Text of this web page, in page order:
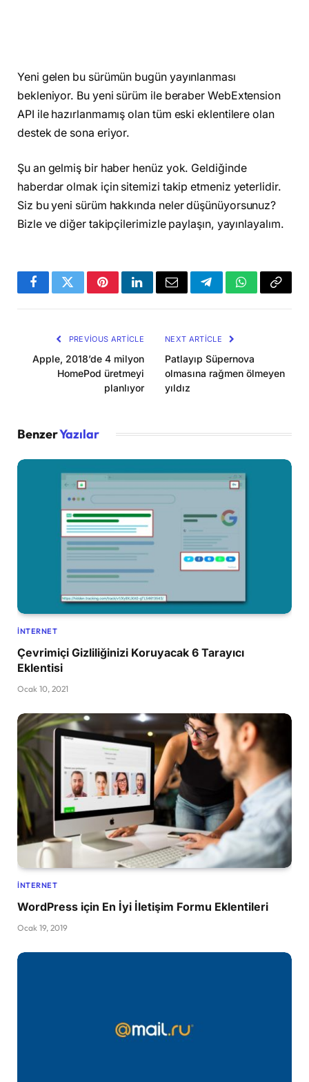
Yeni gelen bu sürümün bugün yayınlanması
bekleniyor. Bu yeni sürüm ile beraber WebExtension
API ile hazırlanmamış olan tüm eski eklentilere olan
destek de sona eriyor.
Şu an gelmiş bir haber henüz yok. Geldiğinde
haberdar olmak için sitemizi takip etmeniz yeterlidir.
Siz bu yeni sürüm hakkında neler düşünüyorsunuz?
Bizle ve diğer takipçilerimizle paylaşın, yayınlayalım.
FacebookTwitterPinterestLinkedInEmail TelegramWhatsApp
Copy
PREVIOUS ARTICLE
Apple, 2018’de 4 milyon
HomePod üretmeyi
planlıyor
NEXT ARTICLE
Patlayıp Süpernova
olmasına rağmen ölmeyen
yıldız
BenzerYazılar
İNTERNET
Çevrimiçi Gizliliğinizi Koruyacak 6 Tarayıcı
Eklentisi
Ocak 10, 2021
İNTERNET
WordPress için En İyi İletişim Formu Eklentileri
Ocak 19, 2019